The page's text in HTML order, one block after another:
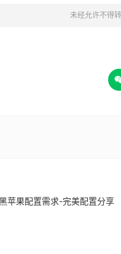
未经允许不得转
苹果配置需求-完美配置分享